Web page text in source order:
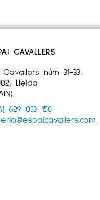
CAVALLERS
núm 31-33
Lleida
629 033 150